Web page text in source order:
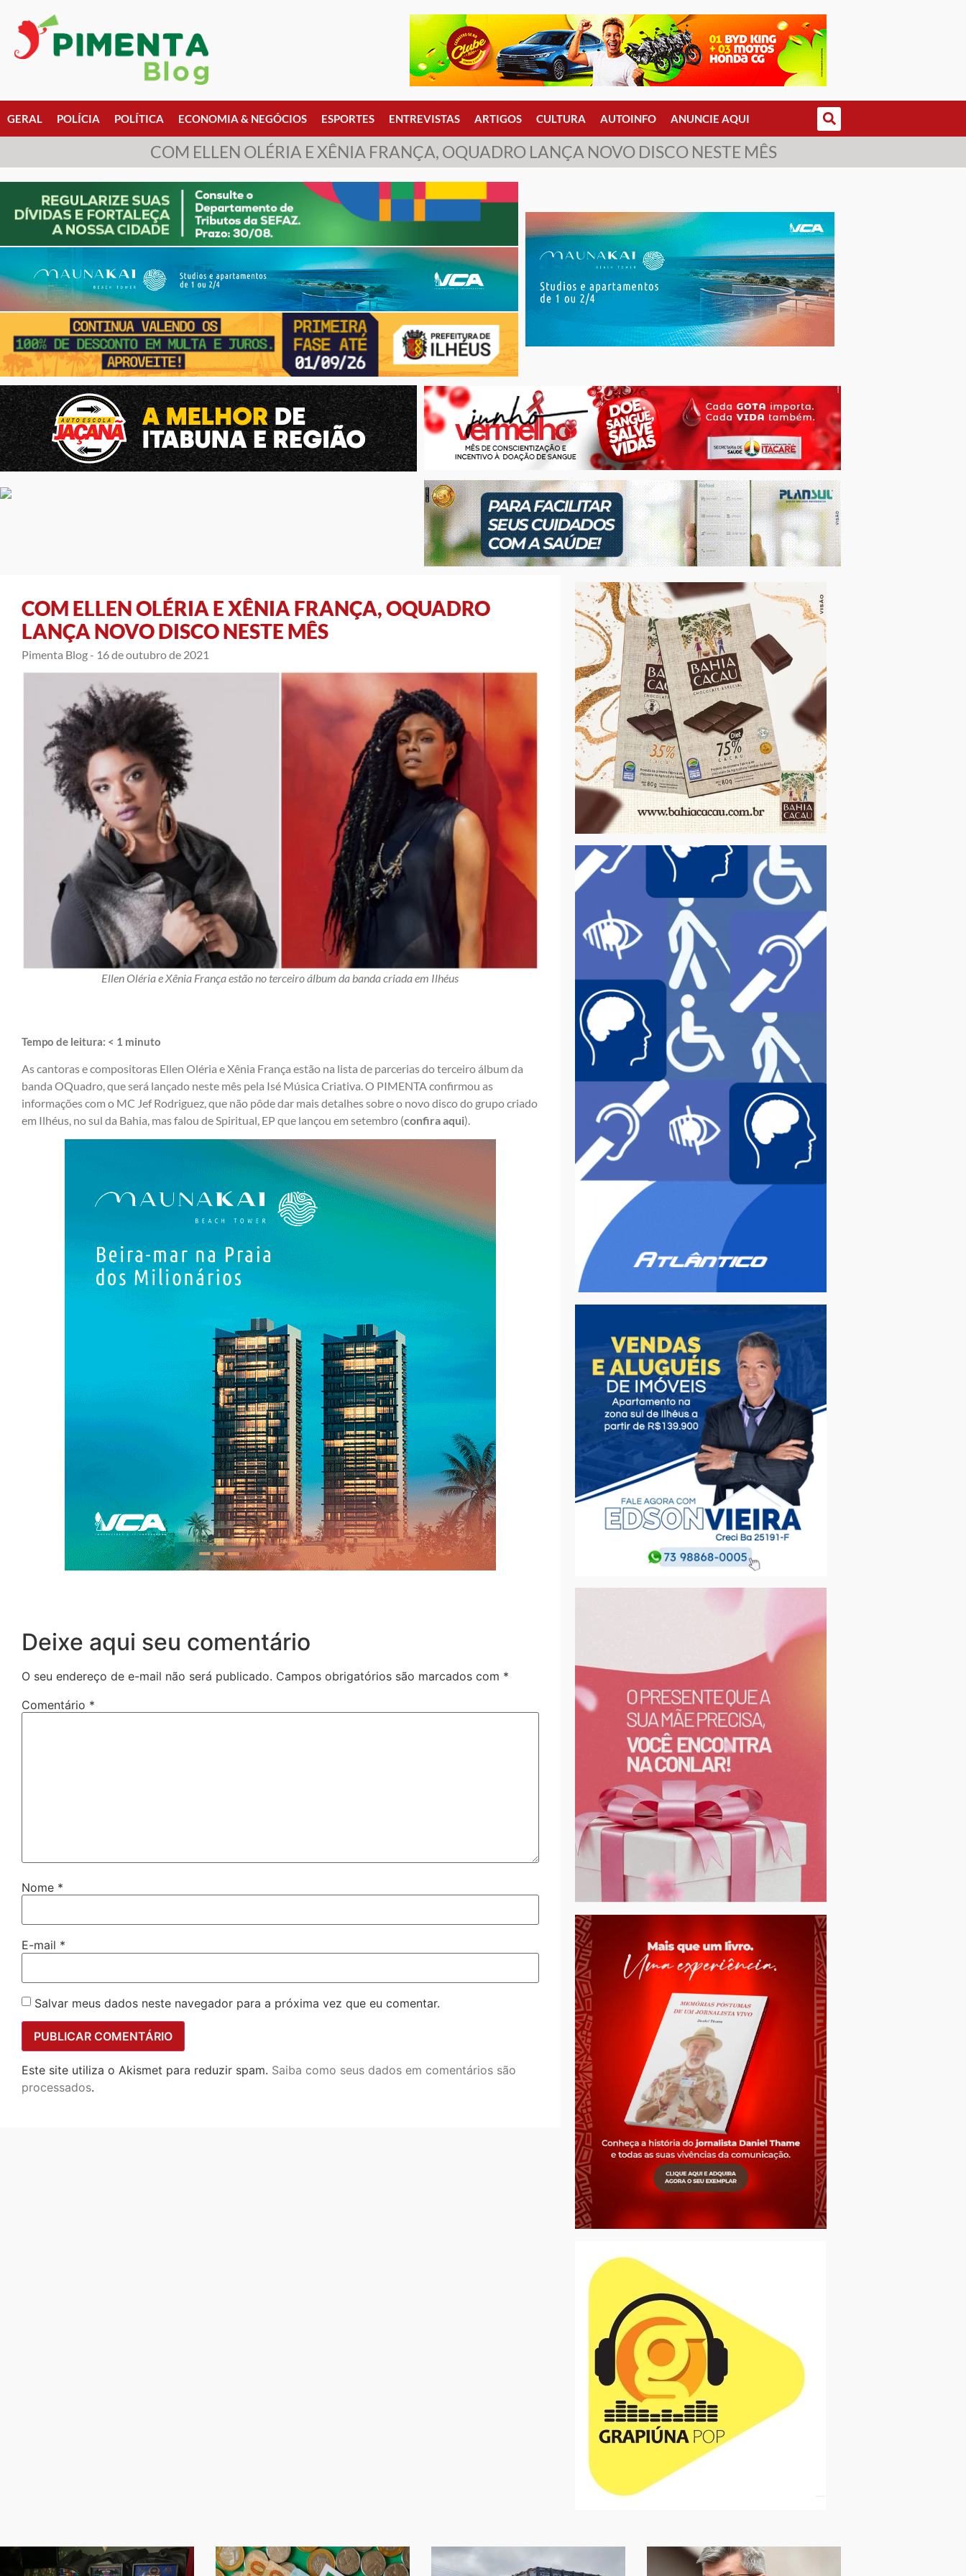
GERAL POLÍCIA POLÍTICA ECONOMIA & NEGÓCIOS ESPORTES ENTREVISTAS ARTIGOS CULTURA AUTOINFO ANUNCIE AQUI
COM ELLEN OLÉRIA E XÊNIA FRANÇA, OQUADRO LANÇA NOVO DISCO NESTE MÊS
COM ELLEN OLÉRIA E XÊNIA FRANÇA, OQUADRO
LANÇA NOVO DISCO NESTE MÊS
Pimenta Blog - 16 de outubro de 2021
Ellen Oléria e Xênia França estão no terceiro álbum da banda criada em Ilhéus
Tempo de leitura: < 1 minuto
As cantoras e compositoras Ellen Oléria e Xênia França estão na lista de parcerias do terceiro álbum da
banda OQuadro, que será lançado neste mês pela Isé Música Criativa. O PIMENTA confirmou as
informações com o MC Jef Rodriguez, que não pôde dar mais detalhes sobre o novo disco do grupo criado
em Ilhéus, no sul da Bahia, mas falou de Spiritual, EP que lançou em setembro (confira aqui).
Deixe aqui seu comentário
O seu endereço de e-mail não será publicado. Campos obrigatórios são marcados com *
Comentário *
Nome *
E-mail *
Salvar meus dados neste navegador para a próxima vez que eu comentar.
Este site utiliza o Akismet para reduzir spam. Saiba como seus dados em comentários são
processados.